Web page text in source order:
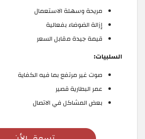
مريحة وسهلة الاستعمال
إزالة الضوضاء بفعالية
قيمة جيدة مقابل السعر
السلبيات:
صوت غير مرتفع بما فيه الكفاية
عمر البطارية قصير
بعض المشاكل في الاتصال